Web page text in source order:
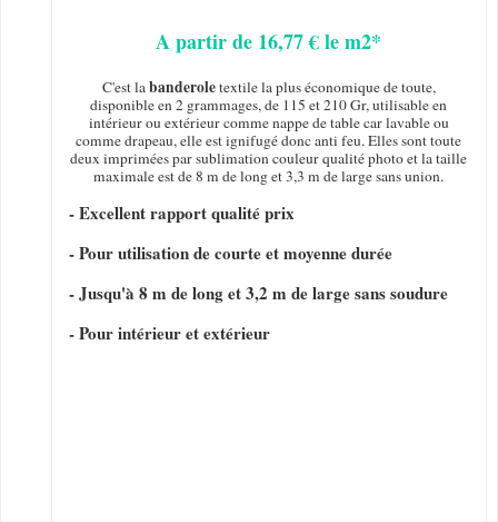
A partir de 16,77 € le m2*
C'est labanderoletextile la plus économique de toute,
disponible en 2 grammages, de 115 et 210 Gr, utilisable en
intérieur ou extérieur comme nappe de table car lavable ou
comme drapeau, elle est ignifugé donc anti feu. Elles sont toute
deux imprimées par sublimation couleur qualité photo et la taille
maximale est de 8 m de long et 3,3 m de large sans union.
- Excellent rapport qualité prix
- Pour utilisation de courte et moyenne durée
- Jusqu'à 8 m de long et 3,2 m de large sans soudure
- Pour intérieur et extérieur